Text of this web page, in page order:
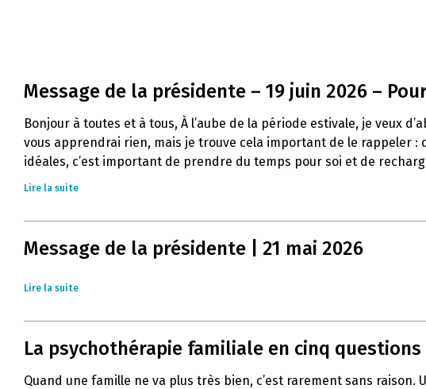
Message de la présidente – 19 juin 2026 –
Bonjour à toutes et à tous, À l’aube de la période estivale, je veux
vous apprendrai rien, mais je trouve cela important de le rappeler
idéales, c’est important de prendre du temps pour soi et de
Lire la suite
Message de la présidente | 21 mai 2026
Lire la suite
La psychothérapie familiale en cinq questions
Quand une famille ne va plus très bien, c’est rarement sans